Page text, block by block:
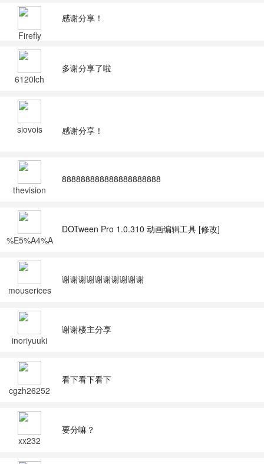
Firefly
感谢分享！
6120lch
多谢分享了啦
siovois 感谢分享！
thevision
888888888888888888888
%E5%A4%A
89%E8%9D
DOTween Pro 1.0.310 动画编辑工具 [修改]
mouserices
谢谢谢谢谢谢谢谢谢谢
inoriyuuki
谢谢楼主分享
cgzh26252
看下看下看下
xx232
要分嘛？